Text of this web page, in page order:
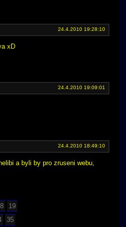
24.4.2010 19:28:10
xD
24.4.2010 19:09:01
24.4.2010 18:49:10
a byli by pro zruseni webu,
19
35